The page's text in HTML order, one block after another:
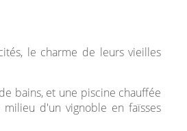
le charme de leurs vieilles
bains, et une piscine chauffée
d'un vignoble en faïsses